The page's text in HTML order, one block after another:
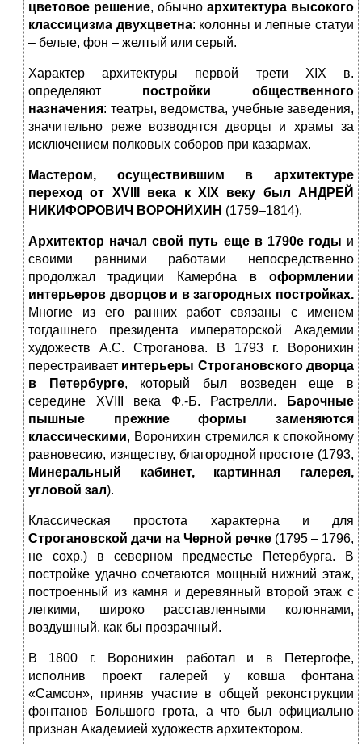
цветовое решение, обычно архитектура высокого
классицизма двухцветна: колонны и лепные статуи
– белые, фон – желтый или серый.
Характер архитектуры первой трети XIX в.
определяют постройки общественного
назначения: театры, ведомства, учебные заведения,
значительно реже возводятся дворцы и храмы за
исключением полковых соборов при казармах.
Мастером, осуществившим в архитектуре
переход от XVIII века к XIX веку был АНДРЕЙ
НИКИФОРОВИЧ ВОРОНИ́ХИН (1759–1814).
Архитектор начал свой путь еще в 1790е годы и
своими ранними работами непосредственно
продолжал традиции Камеро́на в оформлении
интерьеров дворцов и в загородных постройках.
Многие из его ранних работ связаны с именем
тогдашнего президента императорской Академии
художеств А.С. Строганова. В 1793 г. Воронихин
перестраивает интерьеры Строгановского дворца
в Петербурге, который был возведен еще в
середине XVIII века Ф.-Б. Растрелли.
Барочные
пышные прежние формы заменяются
классическими, Воронихин стремился к спокойному
равновесию, изяществу, благородной простоте (1793,
Минеральный кабинет, картинная галерея,
угловой зал).
Классическая простота характерна и для
Строгановской дачи на Черной речке (1795 – 1796,
не сохр.) в северном предместье Петербурга. В
постройке удачно сочетаются мощный нижний этаж,
построенный из камня и деревянный второй этаж с
легкими, широко расставленными колоннами,
воздушный, как бы прозрачный.
В 1800 г. Воронихин работал и в Петергофе,
исполнив проект галерей у ковша фонтана
«Самсон», приняв участие в общей реконструкции
фонтанов Большого грота, а что был официально
признан Академией художеств архитектором.